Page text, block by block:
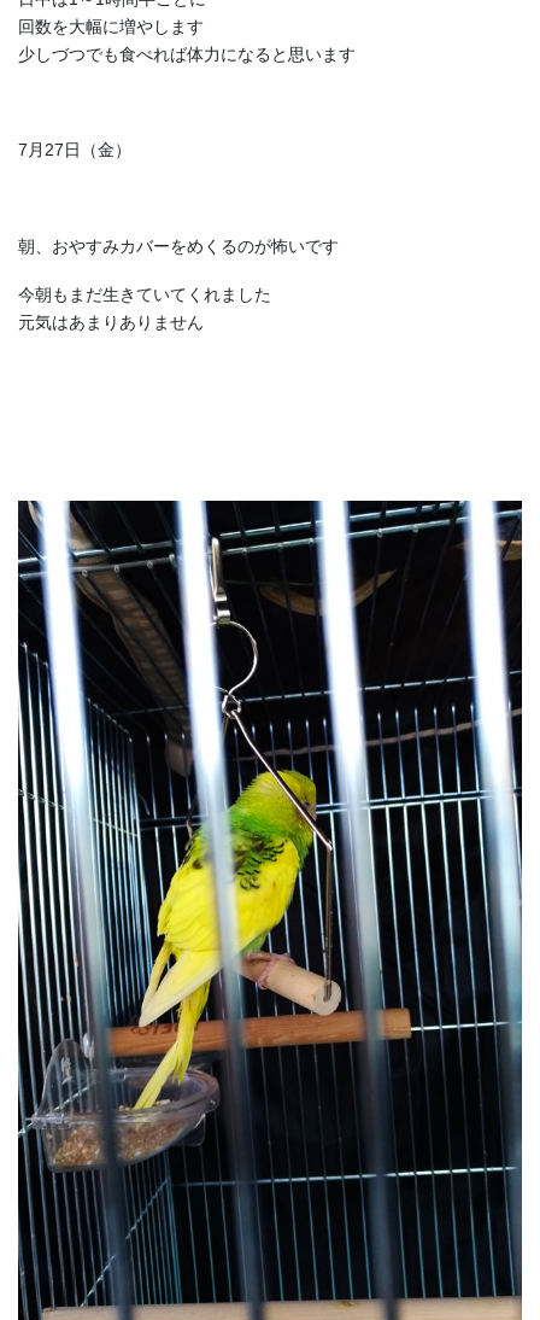
回数を大幅に増やします
少しづつでも食べれば体力になると思います
7月27日（金）
朝、おやすみカバーをめくるのが怖いです
今朝もまだ生きていてくれました
元気はあまりありません